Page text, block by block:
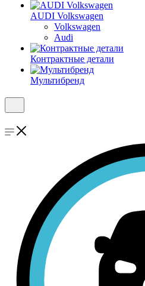
AUDI Volkswagen
Volkswagen
Audi
Контрактные детали
Мультибренд